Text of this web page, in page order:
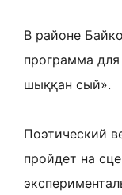
В районе
программа
шыққан сый».
Поэтический
пройдет на